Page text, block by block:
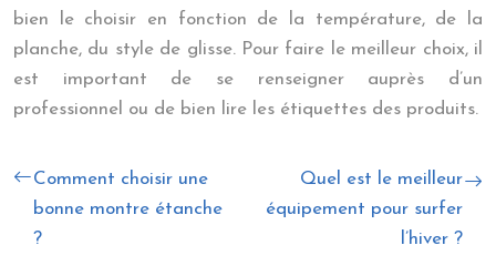
bien le choisir en fonction de la température, de la
planche, du style de glisse. Pour faire le meilleur choix, il
est important de se renseigner auprès d’un
professionnel ou de bien lire les étiquettes des produits.
Comment choisir une
bonne montre étanche
?
Quel est le meilleur
équipement pour surfer
l’hiver ?